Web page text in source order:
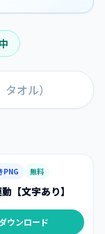
PNG 無料
【文字あり】
ウンロード